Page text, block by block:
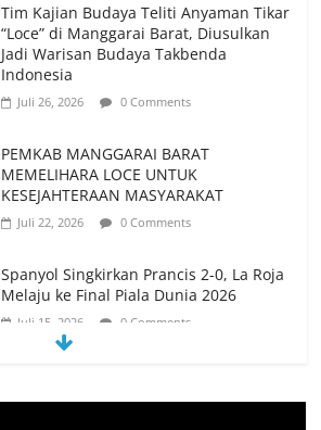
Tim Kajian Budaya Teliti Anyaman Tikar
“Loce” di Manggarai Barat, Diusulkan
Jadi Warisan Budaya Takbenda
Indonesia
Juli 26, 2026 0 Comments
PEMKAB MANGGARAI BARAT
MEMELIHARA LOCE UNTUK
KESEJAHTERAAN MASYARAKAT
Juli 22, 2026 0 Comments
Spanyol Singkirkan Prancis 2-0, La Roja
Melaju ke Final Piala Dunia 2026
Juli 15, 2026 0 Comments
Perebutkan Tiket Final Piala Dunia 2026